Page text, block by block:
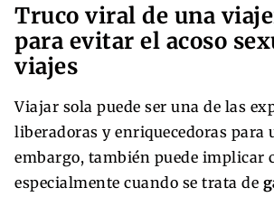
Truco viral de una
para evitar el acoso
viajes
Viajar sola puede ser una de las
liberadoras y enriquecedoras para
embargo, también puede implicar
especialmente cuando se trata de